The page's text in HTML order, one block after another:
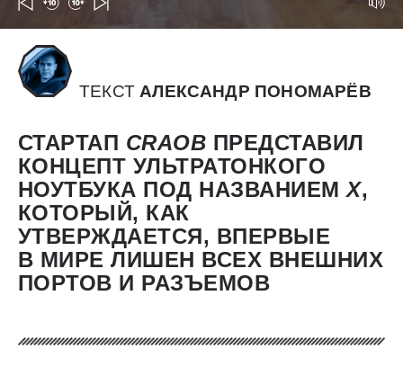
ТЕКСТ АЛЕКСАНДР ПОНОМАРЁВ
СТАРТАП CRAOB ПРЕДСТАВИЛ
КОНЦЕПТ УЛЬТРАТОНКОГО
НОУТБУКА ПОД НАЗВАНИЕМX,
КОТОРЫЙ, КАК
УТВЕРЖДАЕТСЯ, ВПЕРВЫЕ
В МИРЕ ЛИШЕН ВСЕХ ВНЕШНИХ
ПОРТОВ И РАЗЪЕМОВ